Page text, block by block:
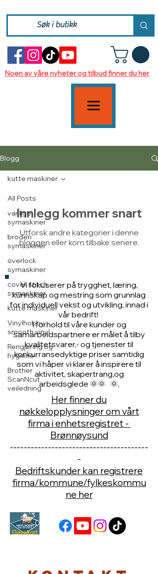
Noen av våre nyheter og tilbud finner du her
Blogg
All Posts
vanlige
symaskiner
broderi
symaskiner
overlock
symaskiner
cover stitch
symaskiner
kutte maskiner
Vinylhobby
smooth vinyl
Rengjøring og
hygiene
Brother
ScanNcut
veiledning
kutte maskiner
Innlegg kommer snart
Utforsk andre kategorier i denne
bloggen eller kom tilbake senere.
Vi fokuserer på trygghet, læring,
kunnskap og mestring som grunnlag
for individuell vekst og utvikling, innad i
vår bedrift!
I forhold til våre kunder og
samarbeidspartnere er målet å tilby
kvalitetsvarer,- og tjenester til
konkurransedyktige priser samtidig
som vi håper vi klarer å inspirere til
aktivitet, skapertrang,og
arbeidsglede 🌞🌞 🌞,
Her finner du
nøkkelopplysninger om vårt
firma i enhetsregistret -
Brønnøysund
----------------------------------------
-
Bedriftskunder kan registrere
firma/kommune/fylkeskommu
ne her